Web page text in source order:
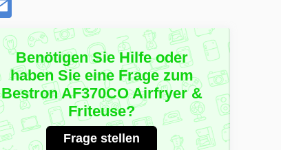
Benötigen Sie Hilfe oder
haben Sie eine Frage zum
Bestron AF370CO Airfryer &
Friteuse?
Frage stellen